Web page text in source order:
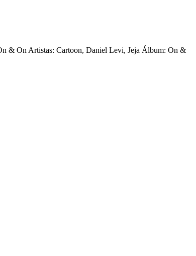
& On Artistas: Cartoon, Daniel Levi, Jeja Álbum: On &